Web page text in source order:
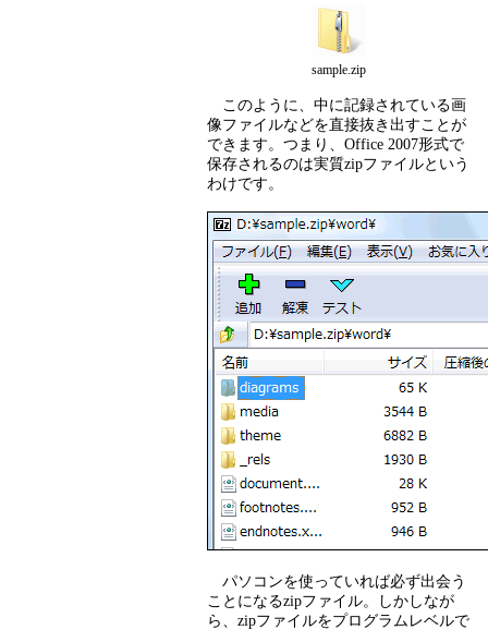
sample.zip
このように、中に記録されている画
像ファイルなどを直接抜き出すことが
できます。つまり、Office 2007形式で
保存されるのは実質zipファイルという
わけです。
パソコンを使っていれば必ず出会う
ことになるzipファイル。しかしなが
ら、zipファイルをプログラムレベルで